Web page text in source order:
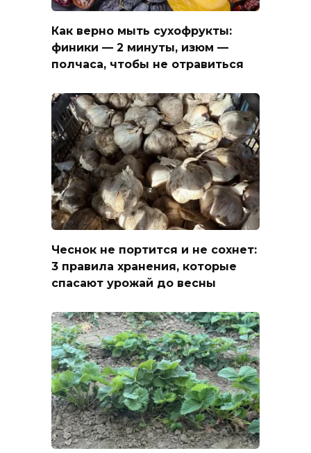
Как верно мыть сухофрукты:
финики — 2 минуты, изюм —
полчаса, чтобы не отравиться
Чеснок не портится и не сохнет:
3 правила хранения, которые
спасают урожай до весны